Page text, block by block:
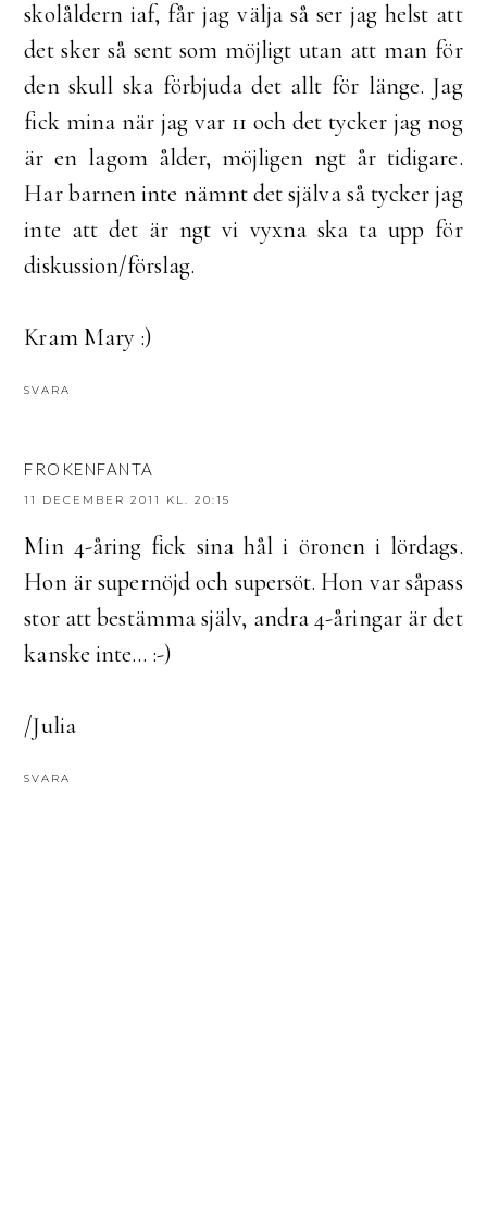
skolåldern iaf, får jag välja så ser jag helst att
det sker så sent som möjligt utan att man för
den skull ska förbjuda det allt för länge. Jag
fick mina när jag var 11 och det tycker jag nog
är en lagom ålder, möjligen ngt år tidigare.
Har barnen inte nämnt det själva så tycker jag
inte att det är ngt vi vyxna ska ta upp för
diskussion/förslag.
Kram Mary :)
SVARA
FROKENFANTA
11 DECEMBER 2011 KL. 20:15
Min 4-åring fick sina hål i öronen i lördags.
Hon är supernöjd och supersöt. Hon var såpass
stor att bestämma själv, andra 4-åringar är det
kanske inte... :-)
/Julia
SVARA